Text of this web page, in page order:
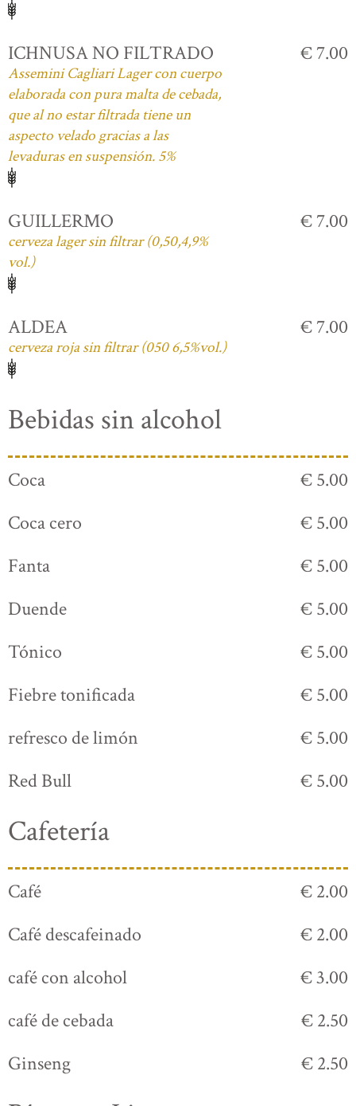
ICHNUSA NO FILTRADO
Assemini Cagliari Lager con cuerpo
elaborada con pura malta de cebada,
que al no estar filtrada tiene un
aspecto velado gracias a las
levaduras en suspensión. 5%
€ 7.00
GUILLERMO
cerveza lager sin filtrar (0,50,4,9%
vol.)
€ 7.00
ALDEA
cerveza roja sin filtrar (050 6,5%vol.)
€ 7.00
Bebidas sin alcohol
Coca
€ 5.00
Coca cero
€ 5.00
Fanta
€ 5.00
Duende
€ 5.00
Tónico
€ 5.00
Fiebre tonificada
€ 5.00
refresco de limón
€ 5.00
Red Bull
€ 5.00
Cafetería
Café
€ 2.00
Café descafeinado
€ 2.00
café con alcohol
€ 3.00
café de cebada
€ 2.50
Ginseng
€ 2.50